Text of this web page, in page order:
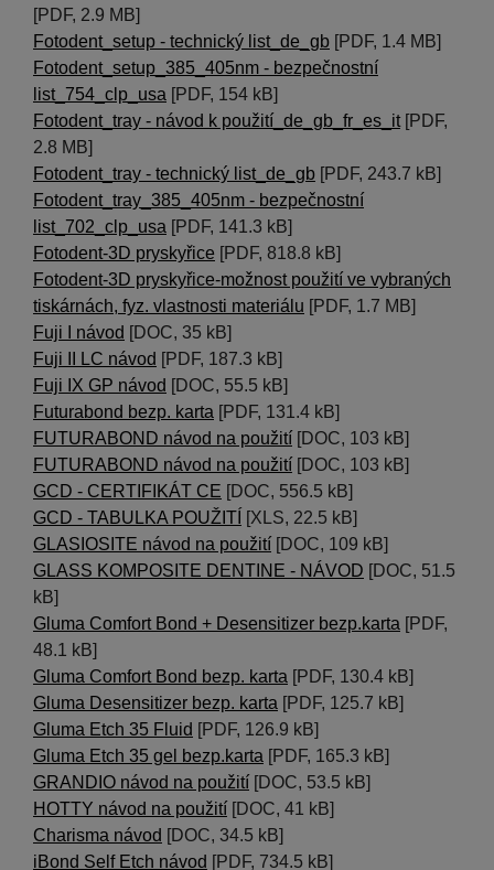
[PDF, 2.9 MB]
Fotodent_setup - technický list_de_gb [PDF, 1.4 MB]
Fotodent_setup_385_405nm - bezpečnostní
list_754_clp_usa [PDF, 154 kB]
Fotodent_tray - návod k použití_de_gb_fr_es_it[PDF,
2.8 MB]
Fotodent_tray - technický list_de_gb [PDF, 243.7 kB]
Fotodent_tray_385_405nm - bezpečnostní
list_702_clp_usa [PDF, 141.3 kB]
Fotodent-3D pryskyřice [PDF, 818.8 kB]
Fotodent-3D pryskyřice-možnost použití ve vybraných
tiskárnách, fyz. vlastnosti materiálu [PDF, 1.7 MB]
Fuji I návod [DOC, 35 kB]
Fuji II LC návod [PDF, 187.3 kB]
Fuji IX GP návod [DOC, 55.5 kB]
Futurabond bezp. karta [PDF, 131.4 kB]
FUTURABOND návod na použití [DOC, 103 kB]
FUTURABOND návod na použití [DOC, 103 kB]
GCD - CERTIFIKÁT CE [DOC, 556.5 kB]
GCD - TABULKA POUŽITÍ [XLS, 22.5 kB]
GLASIOSITE návod na použití [DOC, 109 kB]
GLASS KOMPOSITE DENTINE - NÁVOD [DOC, 51.5
kB]
Gluma Comfort Bond + Desensitizer bezp.karta [PDF,
48.1 kB]
Gluma Comfort Bond bezp. karta [PDF, 130.4 kB]
Gluma Desensitizer bezp. karta [PDF, 125.7 kB]
Gluma Etch 35 Fluid [PDF, 126.9 kB]
Gluma Etch 35 gel bezp.karta [PDF, 165.3 kB]
GRANDIO návod na použití [DOC, 53.5 kB]
HOTTY návod na použití [DOC, 41 kB]
Charisma návod [DOC, 34.5 kB]
iBond Self Etch návod [PDF, 734.5 kB]